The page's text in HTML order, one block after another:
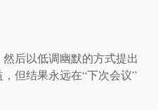
后以低调幽默的方式提出
但结果永远在“下次会议”